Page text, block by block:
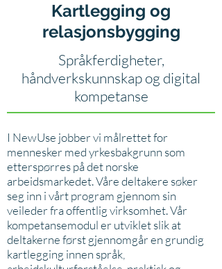
Kartlegging og
relasjonsbygging
Språkferdigheter,
håndverkskunnskap og digital
kompetanse
I NewUse jobber vi målrettet for
mennesker med yrkesbakgrunn som
etterspørres på det norske
arbeidsmarkedet. Våre deltakere søker
seg inn i vårt program gjennom sin
veileder fra offentlig virksomhet. Vår
kompetansemodul er utviklet slik at
deltakerne først gjennomgår en grundig
kartlegging innen språk,